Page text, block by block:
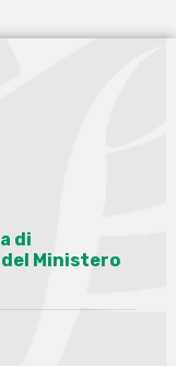
di
Ministero